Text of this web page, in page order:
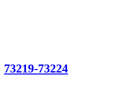
73219-73224